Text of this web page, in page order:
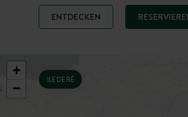
gesellig, empfangen Sie
schattigen Stellplätze und
verschiedenen
ENTDECKEN
ILE DE RÉ
+
−